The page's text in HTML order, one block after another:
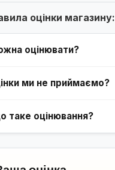
оцінки магазину:
оцінювати?
ми не приймаємо?
таке оцінювання?